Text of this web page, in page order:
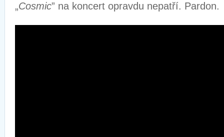
„Cosmic” na koncert opravdu nepatří. Pardon.